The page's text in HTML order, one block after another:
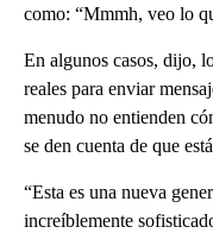
como: “Mmmh, veo lo
En algunos casos, dijo,
reales para enviar
menudo no entienden
se den cuenta de que
“Esta es una nueva
increíblemente